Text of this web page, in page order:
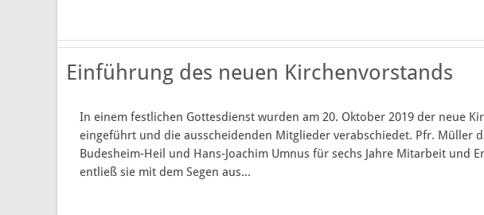
Einführung des neuen Kirchenvorstands
In einem festlichen Gottesdienst wurden am 20. Oktober 2019 der neue
eingeführt und die ausscheidenden Mitglieder verabschiedet. Pfr. Müller
Budesheim-Heil und Hans-Joachim Umnus für sechs Jahre Mitarbeit und
entließ sie mit dem Segen aus...